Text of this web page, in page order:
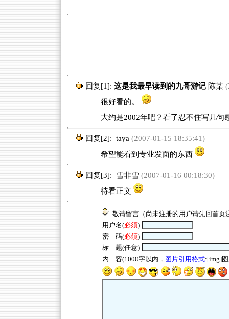
回复[1]: 这是我最早读到的九哥游记 陈某
很好看的。
大约是2002年吧？看了忍不住写几
回复[2]: taya (2007-01-15 18:35:41)
希望能看到专业发面的东西
回复[3]: 雪非雪(2007-01-16 00:18:30)
待看正文
敬请留言（尚未注册的用户请先回首页
用户名(必须)
密 码(必须)
标 题(任意)
内 容(1000字以内， 图片引用格式:[img]